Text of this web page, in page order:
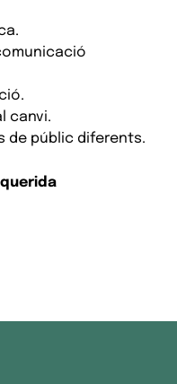
canvi.
de públic diferents.